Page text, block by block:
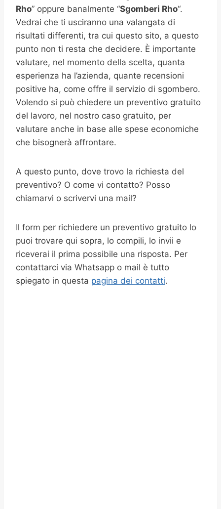
Rho” oppure banalmente “Sgomberi Rho“.
Vedrai che ti usciranno una valangata di
risultati differenti, tra cui questo sito, a questo
punto non ti resta che decidere. È importante
valutare, nel momento della scelta, quanta
esperienza ha l’azienda, quante recensioni
positive ha, come offre il servizio di sgombero.
Volendo si può chiedere un preventivo gratuito
del lavoro, nel nostro caso gratuito, per
valutare anche in base alle spese economiche
che bisognerà affrontare.
A questo punto, dove trovo la richiesta del
preventivo? O come vi contatto? Posso
chiamarvi o scrivervi una mail?
Il form per richiedere un preventivo gratuito lo
puoi trovare qui sopra, lo compili, lo invii e
riceverai il prima possibile una risposta. Per
contattarci via Whatsapp o mail è tutto
spiegato in questa pagina dei contatti.